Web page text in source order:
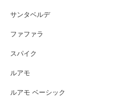
サンタベルデ
ファファラ
スパイク
ルアモ
ルアモ ベーシック